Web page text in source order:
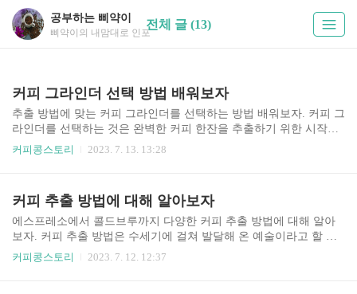
공부하는 삐약이
삐약이의 내맘대로 인포
전체 글 (13)
커피 그라인더 선택 방법 배워보자
추출 방법에 맞는 커피 그라인더를 선택하는 방법 배워보자. 커피 그
라인더를 선택하는 것은 완벽한 커피 한잔을 추출하기 위한 시작이
다. 진한 에스프레소를 선호하던, 푸어오버의 깔끔하고 부드러운 맛
손쉽게 구할 수 있는 커피 그라인더의 유형에 대해 이해하는 것이 중
요하다. 일반적으로 '블레이드 그라인더', '버 그라인더', 그리고 '수
동 분쇄기'가 가장 대중적인 3가지 유형이다. 먼저 블레이드 그라인
더는 가장 기본적이고 비교적 저렴한 분쇄기이다. 커피 원두를 더 작
은 입자로 자르는 회전 칼날이 특징이다. 금액적으..
커피콩스토리 2023. 7. 13. 13:28
커피 추출 방법에 대해 알아보자
에스프레소에서 콜드브루까지 다양한 커피 추출 방법에 대해 알아
보자. 커피 추출 방법은 수세기에 걸쳐 발달해 온 예술이라고 할 수
있다. 다양한 문화와 지역들에서 커피 원두에서 최고의 맛을 추출하
커피콩스토리 2023. 7. 12. 12:37